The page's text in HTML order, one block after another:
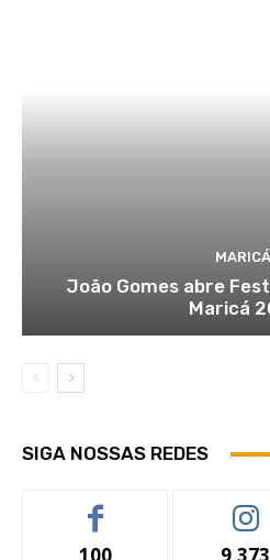
MARICÁ
João Gomes abre
Maricá
SIGA NOSSAS REDES